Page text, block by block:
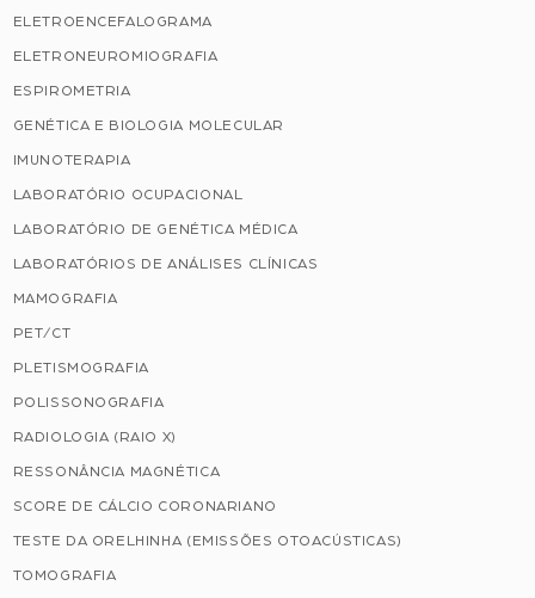
ELETROENCEFALOGRAMA
ELETRONEUROMIOGRAFIA
ESPIROMETRIA
GENÉTICA E BIOLOGIA MOLECULAR
IMUNOTERAPIA
LABORATÓRIO OCUPACIONAL
LABORATÓRIO DE GENÉTICA MÉDICA
LABORATÓRIOS DE ANÁLISES CLÍNICAS
MAMOGRAFIA
PET/CT
PLETISMOGRAFIA
POLISSONOGRAFIA
RADIOLOGIA (RAIO X)
RESSONÂNCIA MAGNÉTICA
SCORE DE CÁLCIO CORONARIANO
TESTE DA ORELHINHA (EMISSÕES OTOACÚSTICAS)
TOMOGRAFIA